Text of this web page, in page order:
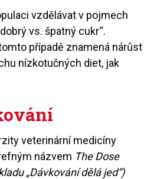
vzdělávat v pojmech
vs. špatný cukr“.
případě znamená nárůst
nízkotučných diet, jak
veterinární medicíny
názvem The Dose
„Dávkování dělá jed“)